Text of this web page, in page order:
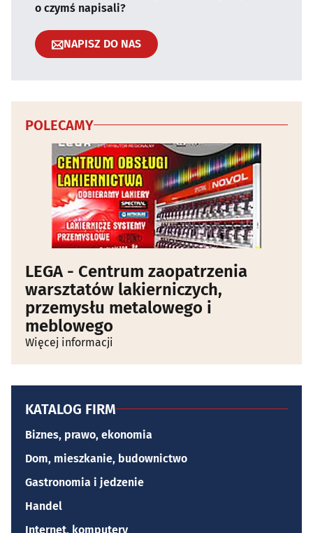
o czymś napisali?
NAPISZ DO NAS
POLECAMY
LEGA - Centrum zaopatrzenia
warsztatów lakierniczych,
przemysłu metalowego i
meblowego
Więcej informacji
KATALOG FIRM
Biznes, prawo, ekonomia
Dom, mieszkanie, budownictwo
Gastronomia i jedzenie
Handel
Internet, komputery